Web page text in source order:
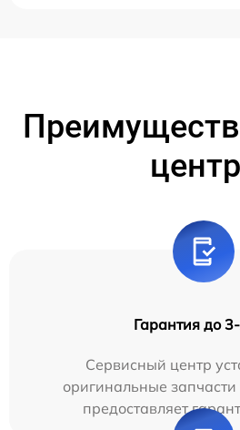
Гарантия до
Сервисный центр
оригинальные запчасти
предоставляет